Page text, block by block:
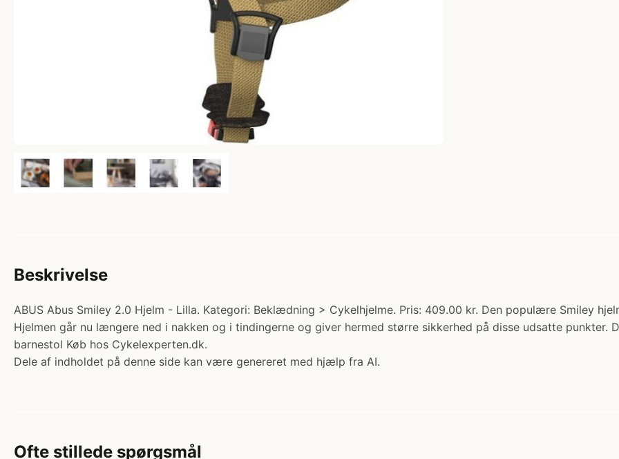
Beskrivelse
ABUS Abus Smiley 2.0 Hjelm - Lilla. Kategori: Beklædning > Cykelhjelme. Pris: 409.00 kr. Den populære Smiley
Hjelmen går nu længere ned i nakken og i tindingerne og giver hermed større sikkerhed på disse udsatte
barnestol Køb hos Cykelexperten.dk.
Dele af indholdet på denne side kan være genereret med hjælp fra AI.
Ofte stillede spørgsmål